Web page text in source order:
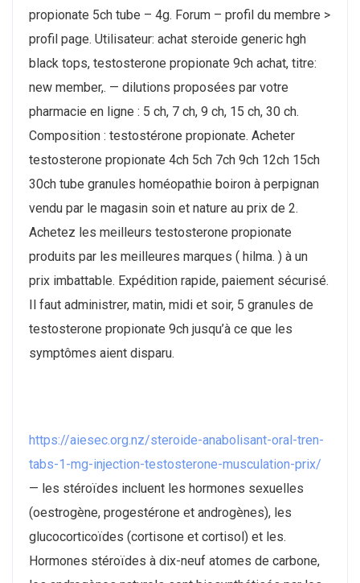
propionate 5ch tube – 4g. Forum – profil du membre >
profil page. Utilisateur: achat steroide generic hgh
black tops, testosterone propionate 9ch achat, titre:
new member,. — dilutions proposées par votre
pharmacie en ligne : 5 ch, 7 ch, 9 ch, 15 ch, 30 ch.
Composition : testostérone propionate. Acheter
testosterone propionate 4ch 5ch 7ch 9ch 12ch 15ch
30ch tube granules homéopathie boiron à perpignan
vendu par le magasin soin et nature au prix de 2.
Achetez les meilleurs testosterone propionate
produits par les meilleures marques ( hilma. ) à un
prix imbattable. Expédition rapide, paiement sécurisé.
Il faut administrer, matin, midi et soir, 5 granules de
testosterone propionate 9ch jusqu’à ce que les
symptômes aient disparu.
https://aiesec.org.nz/steroide-anabolisant-oral-tren-
tabs-1-mg-injection-testosterone-musculation-prix/
— les stéroïdes incluent les hormones sexuelles
(oestrogène, progestérone et androgènes), les
glucocorticoïdes (cortisone et cortisol) et les.
Hormones stéroïdes à dix-neuf atomes de carbone,